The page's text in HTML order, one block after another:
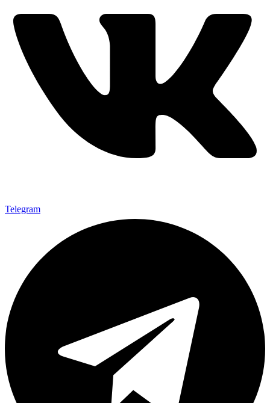
Telegram